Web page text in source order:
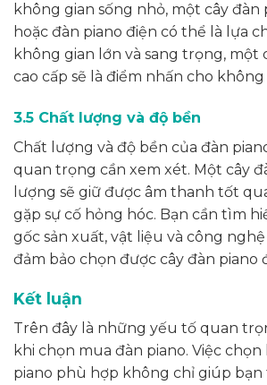
không gian sống nhỏ, một cây đàn
hoặc đàn piano điện có thể là lựa
không gian lớn và sang trọng, một
cao cấp sẽ là điểm nhấn cho không
3.5 Chất lượng và độ bền
Chất lượng và độ bền của đàn
quan trọng cần xem xét. Một cây
lượng sẽ giữ được âm thanh tốt
gặp sự cố hỏng hóc. Bạn cần tìm
gốc sản xuất, vật liệu và công
đảm bảo chọn được cây đàn piano
Kết luận
Trên đây là những yếu tố quan
khi chọn mua đàn piano. Việc
piano phù hợp không chỉ giúp bạn